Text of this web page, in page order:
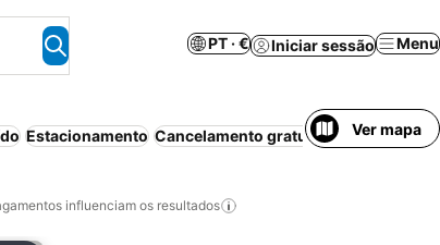
PT · € Iniciar sessão Menu
Estacionamento Cancelamento gratuito Animais
Ver mapa
influenciam os resultados